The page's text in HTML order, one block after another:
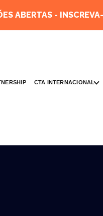
ABERTAS -
CTA INTERNACIONAL